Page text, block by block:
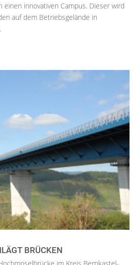
einen innovativen Campus. Dieser wird
auf dem Betriebsgelände in
BRÜCKEN